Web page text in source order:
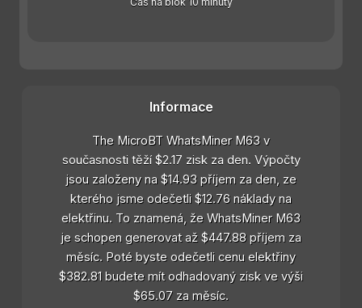
Informace
The MicroBT WhatsMiner M63 v
současnosti těží $2.17 zisk za den. Výpočty
jsou založeny na $14.93 příjem za den, ze
kterého jsme odečetli $12.76 náklady na
elektřinu. To znamená, že WhatsMiner M63
je schopen generovat až $447.88 příjem za
měsíc. Poté byste odečetli cenu elektřiny
$382.81 budete mít odhadovaný zisk ve výši
$65.07 za měsíc.